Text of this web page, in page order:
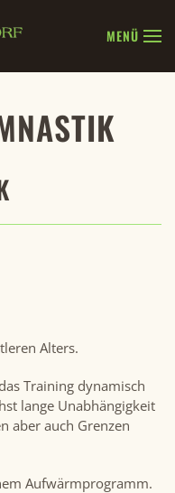
MENÜ
Alters.
Training dynamisch
lange Unabhängigkeit
aber auch Grenzen
Aufwärmprogramm.